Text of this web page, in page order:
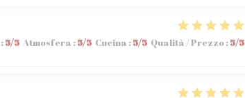
:5/5 Atmosfera :5/5 Cucina :5/5 Qualità / Prezzo:5/5